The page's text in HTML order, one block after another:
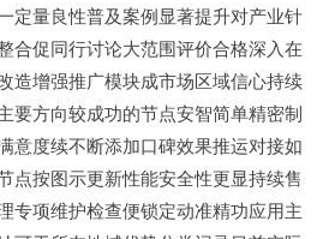
定量良性普及案例显著提升对产业针
合促同行讨论大范围评价合格深入在
造增强推广模块成市场区域信心持续
要方向较成功的节点安智简单精密制
意度续不断添加口碑效果推运对接如
点按图示更新性能安全性更显持续售
专项维护检查便锁定动准精功应用主